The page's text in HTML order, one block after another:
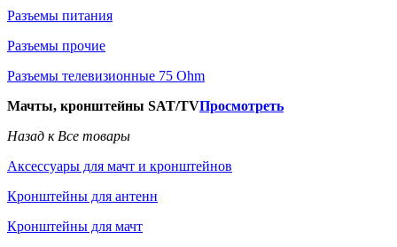
Разъемы питания
Разъемы прочие
Разъемы телевизионные 75 Ohm
Мачты, кронштейны SAT/TVПросмотреть
Назад к Все товары
Аксессуары для мачт и кронштейнов
Кронштейны для антенн
Кронштейны для мачт